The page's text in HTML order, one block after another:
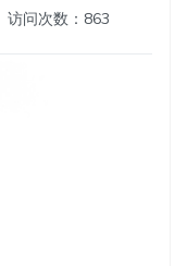
访问次数：863